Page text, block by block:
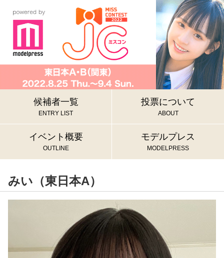
候補者一覧
ENTRY LIST
投票について
ABOUT
イベント概要
OUTLINE
モデルプレス
MODELPRESS
みい（東日本A）